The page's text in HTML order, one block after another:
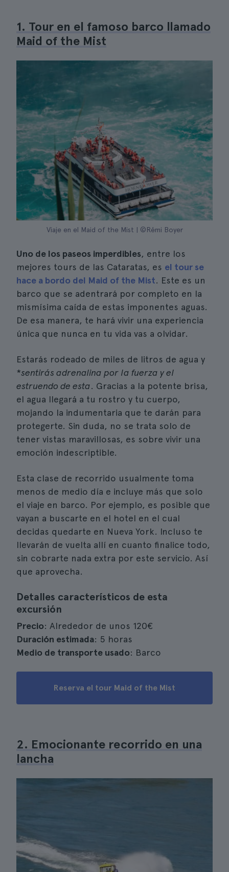
1. Tour en el famoso barco llamado
Maid of the Mist
Viaje en el Maid of the Mist | ©Rémi Boyer
Uno de los paseos imperdibles, entre los
mejores tours de las Cataratas, es el tour se
hace a bordo del Maid of the Mist. Este es un
barco que se adentrará por completo en la
mismísima caída de estas imponentes aguas.
De esa manera, te hará vivir una experiencia
única que nunca en tu vida vas a olvidar.
Estarás rodeado de miles de litros de agua y
*sentirás adrenalina por la fuerza y el
estruendo de esta. Gracias a la potente brisa,
el agua llegará a tu rostro y tu cuerpo,
mojando la indumentaria que te darán para
protegerte. Sin duda, no se trata solo de
tener vistas maravillosas, es sobre vivir una
emoción indescriptible.
Esta clase de recorrido usualmente toma
menos de medio día e incluye más que solo
el viaje en barco. Por ejemplo, es posible que
vayan a buscarte en el hotel en el cual
decidas quedarte en Nueva York. Incluso te
llevarán de vuelta allí en cuanto finalice todo,
sin cobrarte nada extra por este servicio. Así
que aprovecha.
Detalles característicos de esta
excursión
Precio: Alrededor de unos 120€
Duración estimada: 5 horas
Medio de transporte usado: Barco
Reserva el tour Maid of the Mist
2. Emocionante recorrido en una
lancha